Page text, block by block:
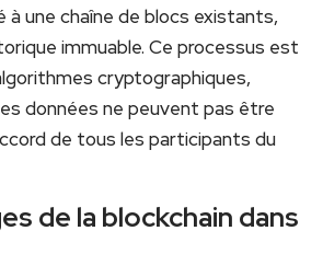
à une ‍chaîne de blocs existants,
immuable. Ce processus est
cryptographiques,
données ne peuvent pas être
de tous les participants du
de la blockchain dans